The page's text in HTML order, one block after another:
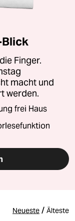
Blick
Finger.
macht und
werden.
frei Haus
Neueste / Älteste